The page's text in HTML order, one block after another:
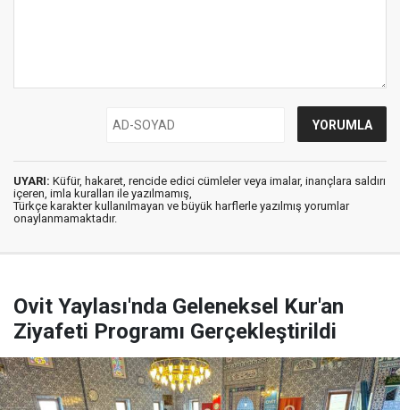
UYARI: Küfür, hakaret, rencide edici cümleler veya imalar, inançlara saldırı
içeren, imla kuralları ile yazılmamış,
Türkçe karakter kullanılmayan ve büyük harflerle yazılmış yorumlar
onaylanmamaktadır.
Ovit Yaylası'nda Geleneksel Kur'an
Ziyafeti Programı Gerçekleştirildi